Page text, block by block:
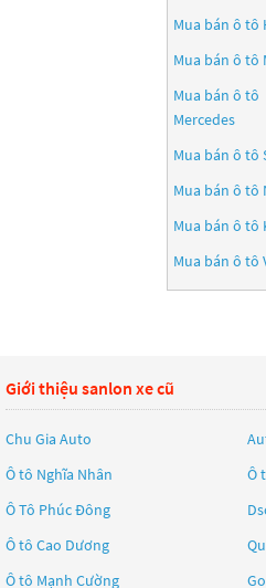
Mua bán ô tô
Mua bán ô tô
Mua bán ô tô
Mercedes
Mua bán ô tô
Mua bán ô tô
Mua bán ô tô
Mua bán ô tô
Giới thiệu sanlon xe cũ
Chu Gia Auto
Ô tô Nghĩa Nhân
Ô
Ô Tô Phúc Đông
Ô tô Cao Dương
Ô tô Mạnh Cường